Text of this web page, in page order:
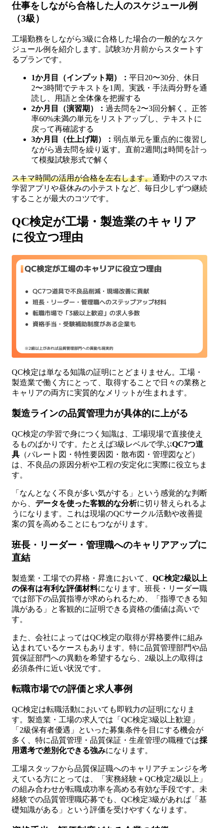
仕事をしながら合格した人のスケジュール例
（3級）
工場勤務をしながら3級に合格した場合の一般的なスケ
ジュール例を紹介します。試験3か月前からスタートす
るプランです。
1か月目（インプット期）： 平日20〜30分、休日
2〜3時間でテキストを1周。実践・手法両分野を通
読し、用語と全体像を把握する
2か月目（演習期）： 過去問を2〜3回分解く。正答
率60%未満の単元をリストアップし、テキストに
戻って再確認する
3か月目（仕上げ期）： 弱点単元を重点的に復習し
ながら過去問を繰り返す。直前2週間は時間を計っ
て模擬試験形式で解く
スキマ時間の活用が合格を左右します。通勤中のスマホ
学習アプリや昼休みの小テストなど、毎日少しずつ継続
することが最大のコツです。
QC検定が工場・製造業のキャリア
に役立つ理由
QC検定は単なる知識の証明にとどまりません。工場・
製造業で働く方にとって、取得することで日々の業務と
キャリアの両方に実質的なメリットが生まれます。
製造ラインの品質管理力が具体的に上がる
QC検定の学習で身につく知識は、工場現場で直接使え
るものばかりです。たとえば3級レベルで学ぶQC7つ道
具 （パレート図・特性要因図・散布図・管理図など）
は、不良品の原因分析や工程の安定化に実際に役立ちま
す。
「なんとなく不良が多い気がする」という感覚的な判断
から、 データを使った客観的な分析に切り替えられるよ
うになります。これは現場のQCサークル活動や改善提
案の質を高めることにもつながります。
班長・リーダー・管理職へのキャリアアップに
直結
製造業・工場での昇格・昇進において、 QC検定2級以上
の保有は有利な評価材料になります。班長・リーダー職
では部下の品質指導が求められるため、「指導できる知
識がある」と客観的に証明できる資格の価値は高いで
す。
また、会社によってはQC検定の取得が昇格要件に組み
込まれているケースもあります。特に品質管理部門や品
質保証部門への異動を希望するなら、2級以上の取得は
必須条件に近い状況です。
転職市場での評価と求人事例
QC検定は転職活動においても即戦力の証明になりま
す。製造業・工場の求人では「QC検定3級以上歓迎」
「2級保有者優遇」といった募集条件を目にする機会が
多く、特に品質管理・品質保証・生産管理の職種では採
用選考で差別化できる強みになります。
工場スタッフから品質保証職へのキャリアチェンジを考
えている方にとっては、「実務経験＋QC検定2級以上」
の組み合わせが転職成功率を高める有効な手段です。未
経験での品質管理職応募でも、QC検定3級があれば「基
礎知識がある」という評価を受けやすくなります。